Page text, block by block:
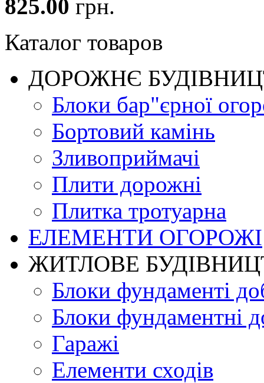
825.00 грн.
Каталог товаров
ДОРОЖНЄ
Блоки бар"єрної
Бортовий камінь
Зливоприймачі
Плити дорожні
Плитка тротуарна
ЕЛЕМЕНТИ ОГОРОЖІ
ЖИТЛОВЕ
Блоки фундаменті
Блоки фундаментні
Гаражі
Елементи сходів